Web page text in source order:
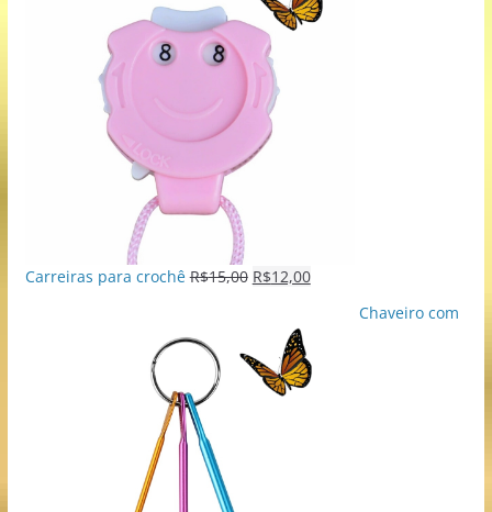
Carreiras para crochê R$15,00 R$12,00
Chaveiro com